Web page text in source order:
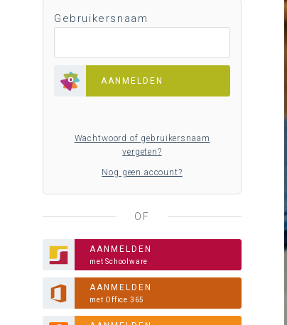
Gebruikersnaam
AANMELDEN
Wachtwoord of gebruikersnaam
vergeten?
Nog geen account?
OF
AANMELDEN
met Schoolware
AANMELDEN
met Office 365